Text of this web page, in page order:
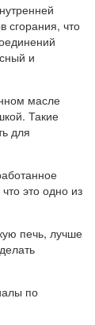
сгорания, что
и
масле
Такие
для
это одно из
печь, лучше
по